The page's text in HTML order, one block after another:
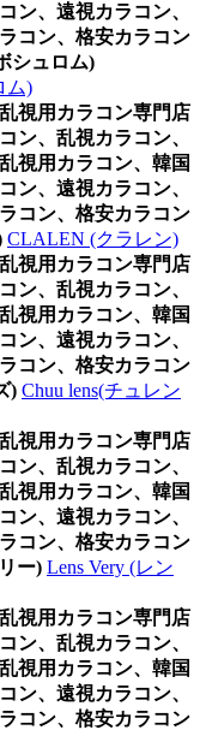
ン、遠視カラコン、
コン、格安カラコン
シュロム)
ム)
視用カラコン専門店
ン、乱視カラコン、
視用カラコン、韓国
ン、遠視カラコン、
コン、格安カラコン
CLALEN (クラレン)
視用カラコン専門店
ン、乱視カラコン、
視用カラコン、韓国
ン、遠視カラコン、
コン、格安カラコン
) Chuu lens(チュレン
視用カラコン専門店
ン、乱視カラコン、
視用カラコン、韓国
ン、遠視カラコン、
コン、格安カラコン
ー) Lens Very (レン
視用カラコン専門店
ン、乱視カラコン、
視用カラコン、韓国
ン、遠視カラコン、
コン、格安カラコン